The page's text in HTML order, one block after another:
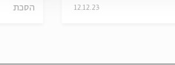
12.12.23 הסכת